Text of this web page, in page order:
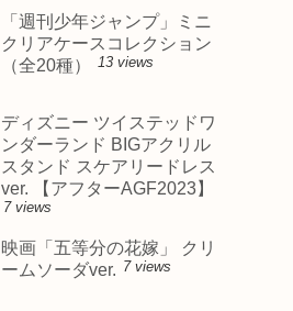
「週刊少年ジャンプ」ミニ
クリアケースコレクション
（全20種）
13 views
ディズニー ツイステッドワ
ンダーランド BIGアクリル
スタンド スケアリードレス
ver. 【アフターAGF2023】
7 views
映画「五等分の花嫁」 クリ
ームソーダver. 7 views